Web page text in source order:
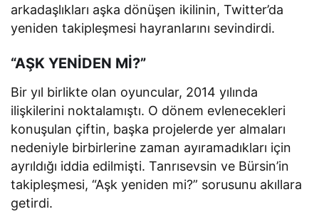
arkadaşlıkları aşka dönüşen ikilinin, Twitter’da
yeniden takipleşmesi hayranlarını sevindirdi.
“AŞK YENİDEN Mİ?”
Bir yıl birlikte olan oyuncular, 2014 yılında
ilişkilerini noktalamıştı. O dönem evlenecekleri
konuşulan çiftin, başka projelerde yer almaları
nedeniyle birbirlerine zaman ayıramadıkları için
ayrıldığı iddia edilmişti. Tanrısevsin ve Bürsin’in
takipleşmesi, “Aşk yeniden mi?” sorusunu akıllara
getirdi.